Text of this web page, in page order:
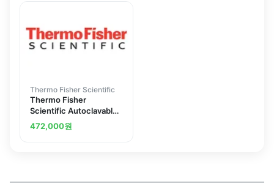
Thermo Fisher Scientific
Thermo Fisher
Scientific Autoclavable
Bottletop Dispensers
472,000원